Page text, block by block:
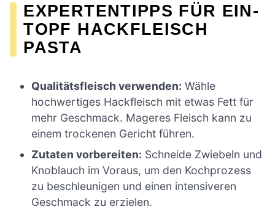
EXPERTENTIPPS FÜR EIN-
TOPF HACKFLEISCH
PASTA
Qualitätsfleisch verwenden: Wähle
hochwertiges Hackfleisch mit etwas Fett für
mehr Geschmack. Mageres Fleisch kann zu
einem trockenen Gericht führen.
Zutaten vorbereiten: Schneide Zwiebeln und
Knoblauch im Voraus, um den Kochprozess
zu beschleunigen und einen intensiveren
Geschmack zu erzielen.